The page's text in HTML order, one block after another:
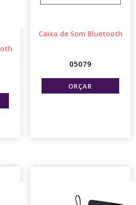
Caixa de Som Bluetooth
05079